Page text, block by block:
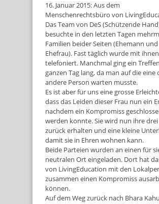
16. Januar 2015: Aus dem
Menschenrechtsbüro von
Das Team von DeS (Schützende
besuchte in den letzten Tagen
Familien beider Seiten (Ehemann und
Ehefrau). Fast täglich wurde mit
telefoniert. Manchmal ging ein
ganzen Tag lang, da man auf die eine
andere Person warten musste.
Es ist aber für uns eine grosse
dass das Leiden dieser Frau nun ein
nachdem ein Kompromiss
werden konnte. Sie wird nun ihre
zurück erhalten und eine kleine
damit sie in Ehren wohnen kann.
Beide Parteien wurden an einen für
neutralen Ort eingeladen. Dort hat
von LivingEducation mit den
zusammen einen Kompromiss
können.
Auf dem Weg zurück nach Bhara Kahu